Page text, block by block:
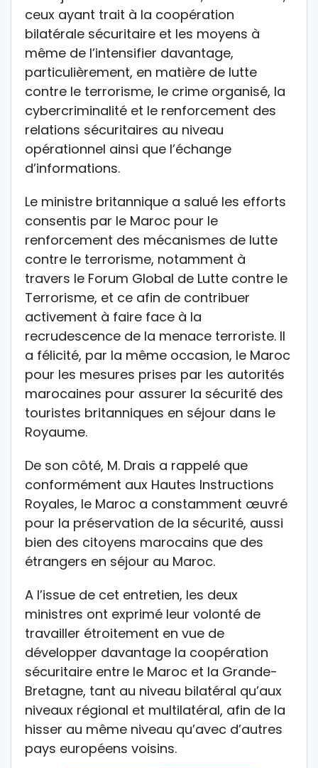
ceux ayant trait à la coopération
bilatérale sécuritaire et les moyens à
même de l’intensifier davantage,
particulièrement, en matière de lutte
contre le terrorisme, le crime organisé, la
cybercriminalité et le renforcement des
relations sécuritaires au niveau
opérationnel ainsi que l’échange
d’informations.
Le ministre britannique a salué les efforts
consentis par le Maroc pour le
renforcement des mécanismes de lutte
contre le terrorisme, notamment à
travers le Forum Global de Lutte contre le
Terrorisme, et ce afin de contribuer
activement à faire face à la
recrudescence de la menace terroriste. Il
a félicité, par la même occasion, le Maroc
pour les mesures prises par les autorités
marocaines pour assurer la sécurité des
touristes britanniques en séjour dans le
Royaume.
De son côté, M. Drais a rappelé que
conformément aux Hautes Instructions
Royales, le Maroc a constamment œuvré
pour la préservation de la sécurité, aussi
bien des citoyens marocains que des
étrangers en séjour au Maroc.
A l’issue de cet entretien, les deux
ministres ont exprimé leur volonté de
travailler étroitement en vue de
développer davantage la coopération
sécuritaire entre le Maroc et la Grande-
Bretagne, tant au niveau bilatéral qu’aux
niveaux régional et multilatéral, afin de la
hisser au même niveau qu’avec d’autres
pays européens voisins.